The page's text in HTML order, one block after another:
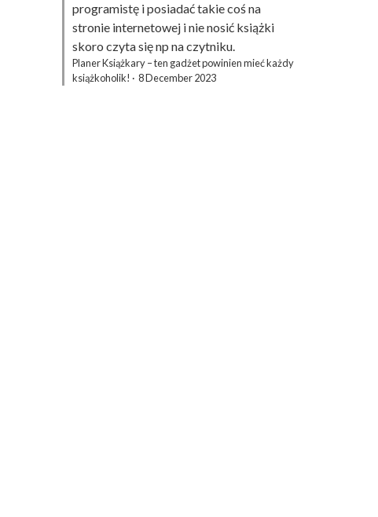
programistę i posiadać takie coś na
stronie internetowej i nie nosić książki
skoro czyta się np na czytniku.
Planer Książkary – ten gadżet powinien mieć każdy
książkoholik! · 8 December 2023